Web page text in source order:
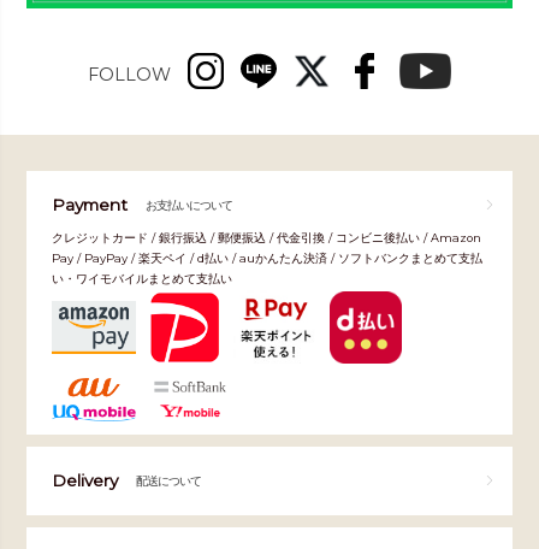
FOLLOW
Payment お支払いについて
クレジットカード / 銀行振込 / 郵便振込 / 代金引換 / コンビニ後払い / Amazon
Pay / PayPay / 楽天ペイ / d払い / auかんたん決済 / ソフトバンクまとめて支払
い・ワイモバイルまとめて支払い
Delivery 配送について